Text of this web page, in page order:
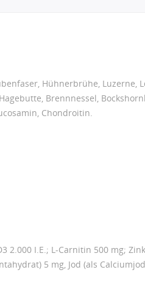
Hühnerbrühe,
Brennnessel,
Chondroitin.
I.E.; L-Carnitin 500 mg;
5 mg, Jod (als